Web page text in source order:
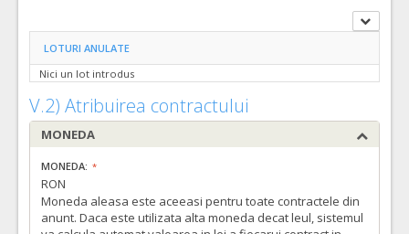
LOTURI ANULATE
Nici un lot introdus
V.2) Atribuirea contractului
MONEDA
MONEDA:
RON
Moneda aleasa este aceeasi pentru toate contractele din
anunt. Daca este utilizata alta moneda decat leul, sistemul